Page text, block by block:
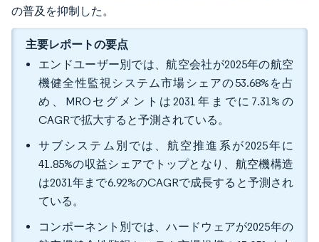
の普及を抑制した。
主要レポートの要点
エンドユーザー別では、航空会社が2025年の航空
機健全性監視システム市場シェアの53.68%を占
め、MROセグメントは2031年までに7.31%の
CAGRで拡大すると予測されている。
サブシステム別では、航空推進系が2025年に
41.85%の収益シェアでトップとなり、航空機構造
は2031年まで6.92%のCAGRで成長すると予測され
ている。
コンポーネント別では、ハードウェアが2025年の